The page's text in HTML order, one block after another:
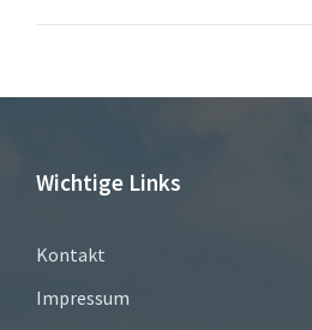
Wichtige Links
Kontakt
Impressum